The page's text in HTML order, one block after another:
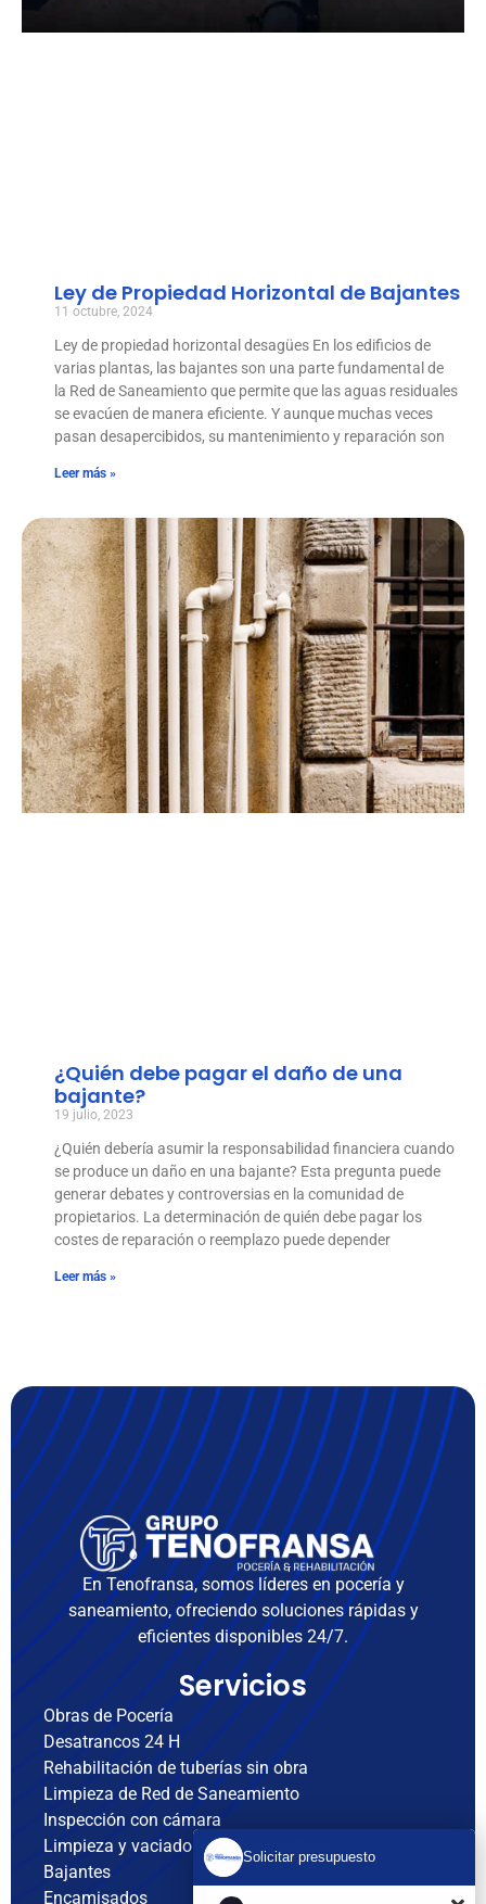
Ley de Propiedad Horizontal de Bajantes
11 octubre, 2024
Ley de propiedad horizontal desagües En los edificios de
varias plantas, las bajantes son una parte fundamental de
la Red de Saneamiento que permite que las aguas residuales
se evacúen de manera eficiente. Y aunque muchas veces
pasan desapercibidos, su mantenimiento y reparación son
Leer más »
¿Quién debe pagar el daño de una
bajante?
19 julio, 2023
¿Quién debería asumir la responsabilidad financiera cuando
se produce un daño en una bajante? Esta pregunta puede
generar debates y controversias en la comunidad de
propietarios. La determinación de quién debe pagar los
costes de reparación o reemplazo puede depender
Leer más »
En Tenofransa, somos líderes en pocería y
saneamiento, ofreciendo soluciones rápidas y
eficientes disponibles 24/7.
Servicios
Obras de Pocería
Desatrancos 24 H
Rehabilitación de tuberías sin obra
Limpieza de Red de Saneamiento
Inspección con cámara
Limpieza y vaciado de fosas sépticas
Bajantes
Encamisados
Solicitar presupuesto